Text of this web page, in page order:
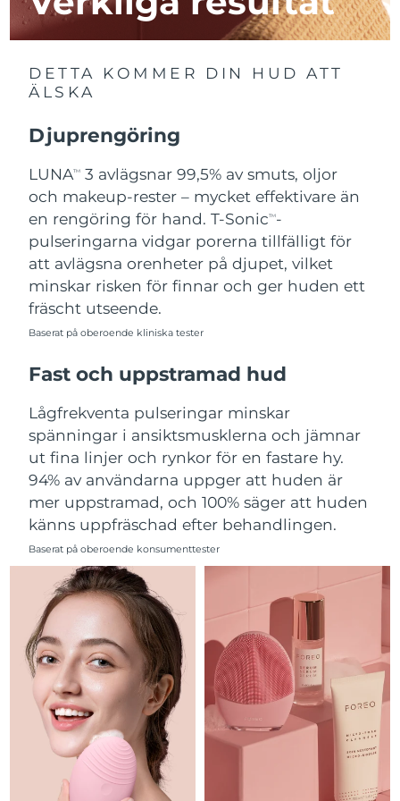
DETTA KOMMER DIN HUD ATT
ÄLSKA
Djuprengöring
LUNATM
3 avlägsnar 99,5% av smuts, oljor
och makeup-rester – mycket effektivare än
en rengöring för hand. T-SonicTM-
pulseringarna vidgar porerna tillfälligt för
att avlägsna orenheter på djupet, vilket
minskar risken för finnar och ger huden ett
fräscht utseende.
Baserat på oberoende kliniska tester
Fast och uppstramad hud
Lågfrekventa pulseringar minskar
spänningar i ansiktsmusklerna och jämnar
ut fina linjer och rynkor för en fastare hy.
94% av användarna uppger att huden är
mer uppstramad, och 100% säger att huden
känns uppfräschad efter behandlingen.
Baserat på oberoende konsumenttester
Macao SAR Förväntad leverans8/11/26
Malaysia Förväntad leverans 8/12/26
Malta
Mexiko Förväntad leverans
Nederländerna Förväntad leverans8/9/26
Nya Zeeland Förväntad leverans 8/9/26
Norge
Oman Förväntad leverans
Filippinerna Förväntad leverans
Polen Förväntad leverans8/10/26
Portugal Förväntad leverans 8/9/26
Puerto Rico Förväntad leverans
Qatar Förväntad leverans8/10/26
Réunion Förväntad leverans
Rumänien Förväntad leverans 8/9/26
Ryssland Förväntad leverans 8/17/26
Saudiarabien 8/10/26
Singapore 8/11/26